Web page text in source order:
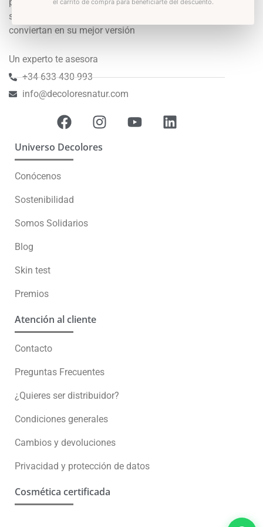
promover el bienestar y hacer que las personas se
sientan bien consigo mismas para que se
conviertan en su mejor versión
Un experto te asesora
+34 633 430 993
info@decoloresnatur.com
Universo Decolores
Conócenos
Sostenibilidad
Somos Solidarios
Blog
Skin test
Premios
Atención al cliente
Contacto
Preguntas Frecuentes
¿Quieres ser distribuidor?
Condiciones generales
Cambios y devoluciones
Privacidad y protección de datos
Cosmética certificada
el carrito de compra para beneficiarte del descuento.